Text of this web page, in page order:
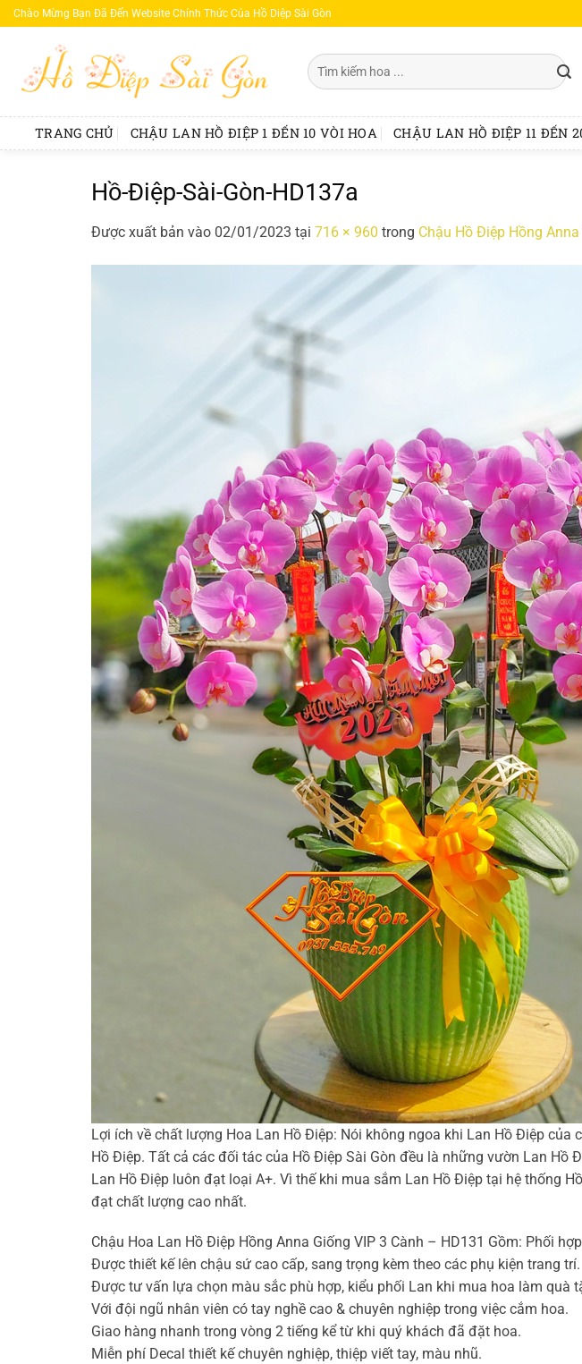
Bỏ
qua
dung
Chào Mừng Bạn Đã Đến Website Chính Thức Của Hồ Diệp Sài Gòn
Tìm
kiếm:
TRANG CHỦ CHẬU LAN HỒ ĐIỆP 1 ĐẾN 10 VÒI HOA CHẬU LAN HỒ ĐIỆP 11 ĐẾN
Hồ-Điệp-Sài-Gòn-HD137a
Được xuất bản vào 02/01/2023 tại 716 × 960 trong Chậu Hồ Điệp Hồng
Lợi ích về chất lượng Hoa Lan Hồ Điệp: Nói không ngoa khi Lan Hồ Điệp
Hồ Điệp. Tất cả các đối tác của Hồ Điệp Sài Gòn đều là những vườn Lan
Lan Hồ Điệp luôn đạt loại A+. Vì thế khi mua sắm Lan Hồ Điệp tại hệ thống
đạt chất lượng cao nhất.
Chậu Hoa Lan Hồ Điệp Hồng Anna Giống VIP 3 Cành – HD131 Gồm: Phối
Được thiết kế lên chậu sứ cao cấp, sang trọng kèm theo các phụ kiện trang trí.
Được tư vấn lựa chọn màu sắc phù hợp, kiểu phối Lan khi mua hoa làm quà
Với đội ngũ nhân viên có tay nghề cao & chuyên nghiệp trong việc cắm hoa.
Giao hàng nhanh trong vòng 2 tiếng kể từ khi quý khách đã đặt hoa.
Miễn phí Decal thiết kế chuyên nghiệp, thiệp viết tay, màu nhũ.